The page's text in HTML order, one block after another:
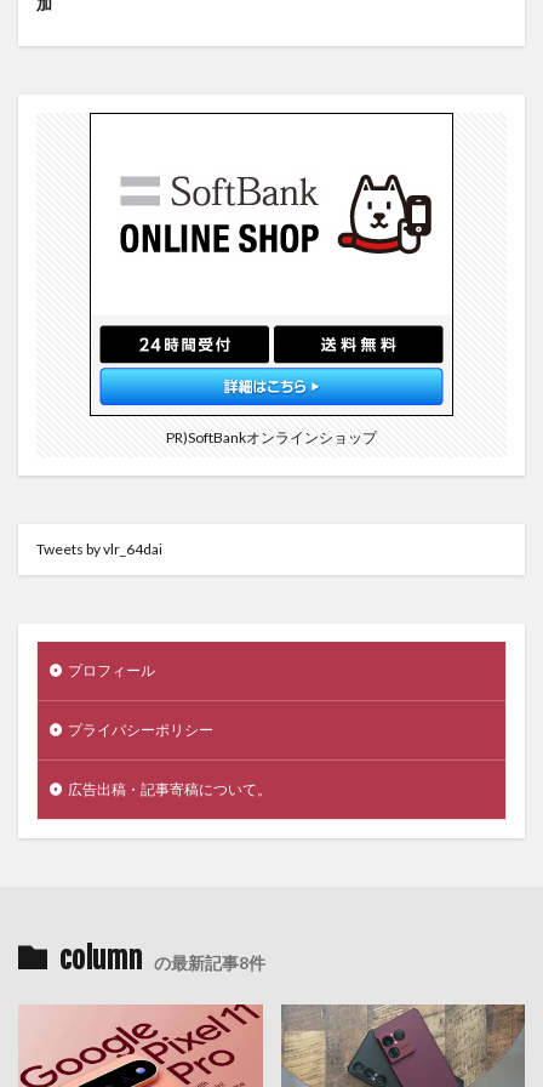
PR)SoftBankオンラインショップ
Tweets by vlr_64dai
プロフィール
プライバシーポリシー
広告出稿・記事寄稿について。
column の最新記事8件